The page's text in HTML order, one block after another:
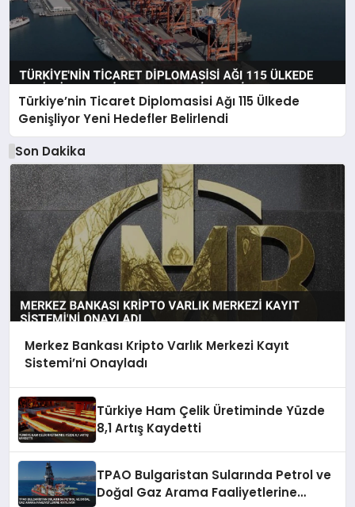
Türkiye’nin Ticaret Diplomasisi Ağı 115 Ülkede
Genişliyor Yeni Hedefler Belirlendi
Son Dakika
Merkez Bankası Kripto Varlık Merkezi Kayıt
Sistemi’ni Onayladı
Türkiye Ham Çelik Üretiminde Yüzde
8,1 Artış Kaydetti
TPAO Bulgaristan Sularında Petrol ve
Doğal Gaz Arama Faaliyetlerine